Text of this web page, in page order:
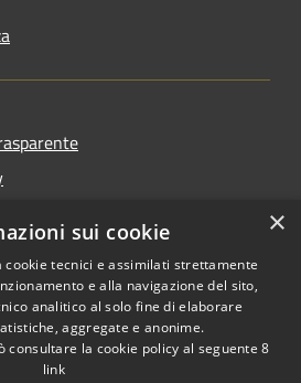
Copyright © 2026 • Comune di
×
sui cookie
cookie tecnici e assimilati strettamente
e alla navigazione del sito,
analitico al solo fine di elaborare
aggregate e anonime.
consultare la cookie policy al seguente8
link